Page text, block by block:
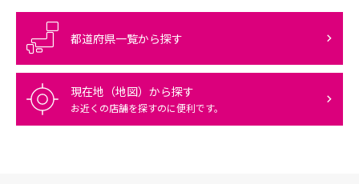
都道府県一覧から探す
現在地（地図）から探す
お近くの店舗を探すのに便利です。